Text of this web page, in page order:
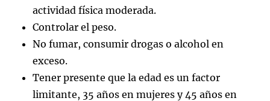
actividad física moderada.
Controlar el peso.
No fumar, consumir drogas o alcohol en
exceso.
Tener presente que la edad es un factor
limitante, 35 años en mujeres y 45 años en